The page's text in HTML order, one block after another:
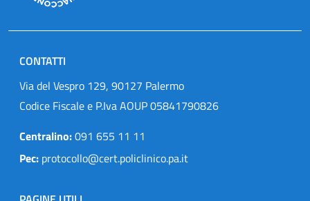
CONTATTI
Via del Vespro 129, 90127 Palermo
Codice Fiscale e P.Iva AOUP 05841790826
Centralino:091 655 11 11
Pec: protocollo@cert.policlinico.pa.it